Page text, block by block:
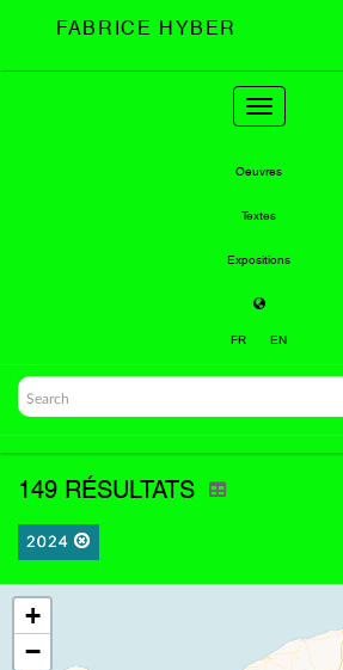
FABRICE HYBER
Toggle
navigation
Oeuvres
Textes
Expositions
FR EN
149 RÉSULTATS
2024
+
−